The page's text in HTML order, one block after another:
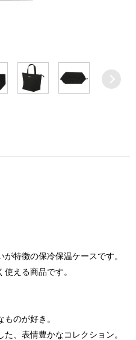
特徴の保冷保温ケースです。
える商品です。
のが好き。
、表情豊かなコレクション。